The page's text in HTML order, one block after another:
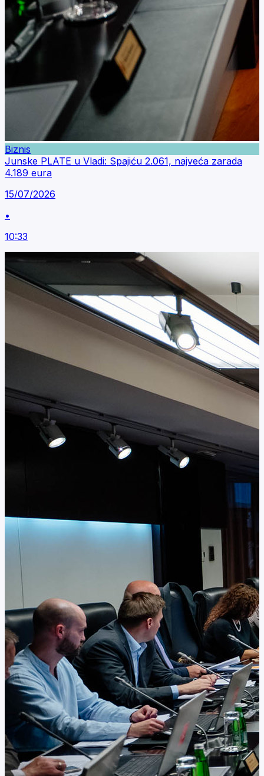
Biznis
Junske PLATE u Vladi: Spajiću 2.061, najveća zarada
4.189 eura
15/07/2026
•
10:33